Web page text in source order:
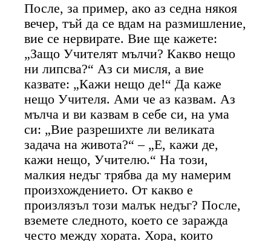
После, за пример, ако аз седна някоя
вечер, тъй да се вдам на размишление,
вие се нервирате. Вие ще кажете:
„Защо Учителят мълчи? Какво нещо
ни липсва?“ Аз си мисля, а вие
казвате: „Кажи нещо де!“ Да каже
нещо Учителя. Ами че аз казвам. Аз
мълча и ви казвам в себе си, на ума
си: „Вие разрешихте ли великата
задача на живота?“ – „Е, кажи де,
кажи нещо, Учителю.“ На този,
малкия недъг трябва да му намерим
произхождението. От какво е
произлязъл този малък недъг? После,
вземете следното, което се заражда
често между хората. Хора, които